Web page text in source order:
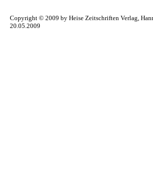
Copyright © 2009 by Heise Zeitschriften Verlag,
20.05.2009